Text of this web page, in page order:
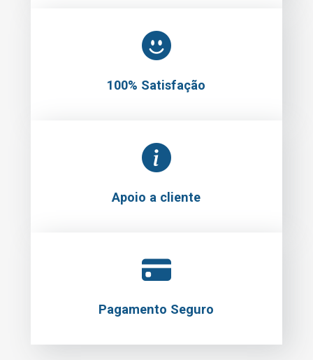
100% Satisfação
Apoio a cliente
Pagamento Seguro